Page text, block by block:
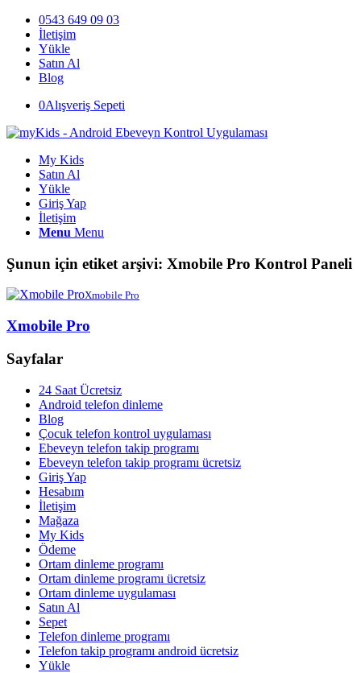
0543 649 09 03
İletişim
Yükle
Satın Al
Blog
0Alışveriş Sepeti
My Kids
Satın Al
Yükle
Giriş Yap
İletişim
Menu Menu
Şunun için etiket arşivi: Xmobile Pro Kontrol Paneli
Xmobile Pro
Xmobile Pro
Sayfalar
24 Saat Ücretsiz
Android telefon dinleme
Blog
Çocuk telefon kontrol uygulaması
Ebeveyn telefon takip programı
Ebeveyn telefon takip programı ücretsiz
Giriş Yap
Hesabım
İletişim
Mağaza
My Kids
Ödeme
Ortam dinleme programı
Ortam dinleme programı ücretsiz
Ortam dinleme uygulaması
Satın Al
Sepet
Telefon dinleme programı
Telefon takip programı android ücretsiz
Yükle